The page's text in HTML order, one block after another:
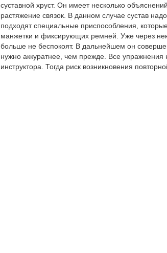
суставной хруст. Он имеет несколько
растяжение связок. В данном случае сустав
подходят специальные приспособления,
манжетки и фиксирующих ремней. Уже через
больше не беспокоят. В дальнейшем он
нужно аккуратнее, чем прежде. Все
инструктора. Тогда риск возникновения